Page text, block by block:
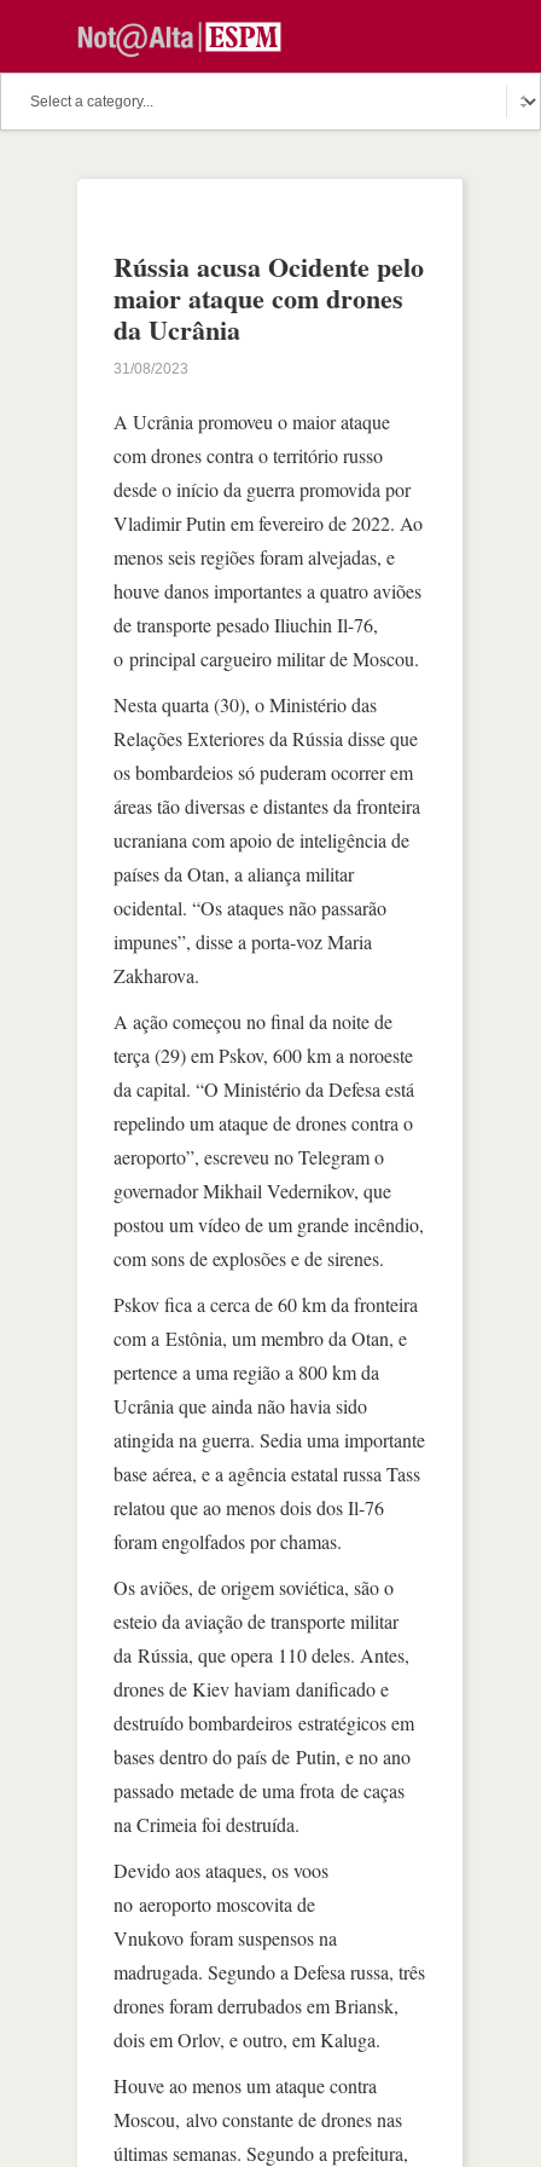
Rússia acusa Ocidente pelo
maior ataque com drones
da Ucrânia
31/08/2023
A Ucrânia promoveu o maior ataque
com drones contra o território russo
desde o início da guerra promovida por
Vladimir Putin em fevereiro de 2022. Ao
menos seis regiões foram alvejadas, e
houve danos importantes a quatro aviões
de transporte pesado Iliuchin Il-76,
o principal cargueiro militar de Moscou.
Nesta quarta (30), o Ministério das
Relações Exteriores da Rússia disse que
os bombardeios só puderam ocorrer em
áreas tão diversas e distantes da fronteira
ucraniana com apoio de inteligência de
países da Otan, a aliança militar
ocidental. “Os ataques não passarão
impunes”, disse a porta-voz Maria
Zakharova.
A ação começou no final da noite de
terça (29) em Pskov, 600 km a noroeste
da capital. “O Ministério da Defesa está
repelindo um ataque de drones contra o
aeroporto”, escreveu no Telegram o
governador Mikhail Vedernikov, que
postou um vídeo de um grande incêndio,
com sons de explosões e de sirenes.
Pskov fica a cerca de 60 km da fronteira
com a Estônia, um membro da Otan, e
pertence a uma região a 800 km da
Ucrânia que ainda não havia sido
atingida na guerra. Sedia uma importante
base aérea, e a agência estatal russa Tass
relatou que ao menos dois dos Il-76
foram engolfados por chamas.
Os aviões, de origem soviética, são o
esteio da aviação de transporte militar
da Rússia, que opera 110 deles. Antes,
drones de Kiev haviam danificado e
destruído bombardeiros estratégicos em
bases dentro do país de Putin, e no ano
passado metade de uma frota de caças
na Crimeia foi destruída.
Devido aos ataques, os voos
no aeroporto moscovita de
Vnukovo foram suspensos na
madrugada. Segundo a Defesa russa, três
drones foram derrubados em Briansk,
dois em Orlov, e outro, em Kaluga.
Houve ao menos um ataque contra
Moscou, alvo constante de drones nas
últimas semanas. Segundo a prefeitura,